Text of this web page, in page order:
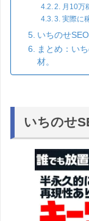
2. 月10万
3. 実際に
いちのせ
まとめ：い
材。
いちのせ